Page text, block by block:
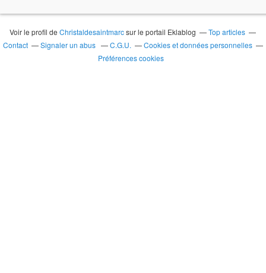
Voir le profil deChristaldesaintmarcsur le portail Eklablog
Top articles
Contact
Signaler un abus C.G.U.
Cookies et données personnelles
Préférences cookies